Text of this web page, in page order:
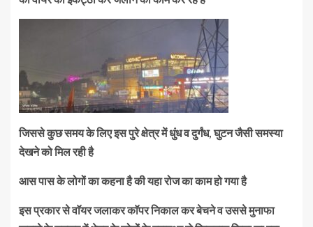
जिससे कुछ समय के लिए इस पुरे क्षेत्र में धुंध व दुर्गंध, घुटन जैसी समस्या
देखने को मिल रही है
आस पास के लोगों का कहना है की यहा रोज का काम हो गया है
इस प्रकार से वाॅयर जलाकर काॅपर निकाल कर बेचने व उससे मुनाफा